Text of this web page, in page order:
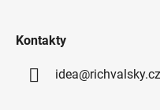
Kontakty
idea@richvalsky.cz